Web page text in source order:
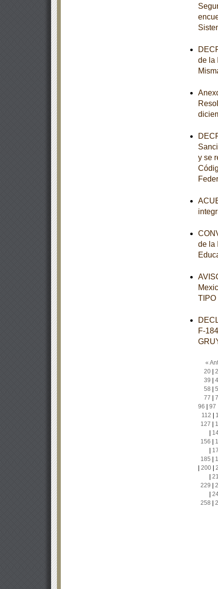
de la
y se
de la
F-
«
20|
39
58
77
96
97
112
127
156
185
200|
229
258